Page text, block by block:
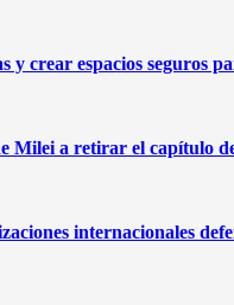
y crear espacios seguros
Milei a retirar el capítulo
internacionales